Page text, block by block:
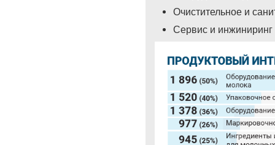
Очистительное и
Сервис и